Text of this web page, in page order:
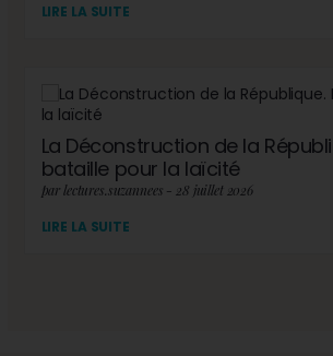
LIRE LA SUITE
La Déconstruction de la
bataille pour la laïcité
par lectures.suzannees - 28 juillet 2026
LIRE LA SUITE